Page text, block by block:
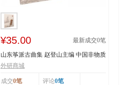
¥35.00 最新成交0笔
山东筝派古曲集 赵登山主编 中国非物质
文化遗产 上...
外研商城
成交0笔 评论0笔